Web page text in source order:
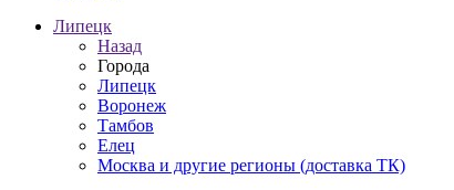
Липецк
Назад
Города
Липецк
Воронеж
Тамбов
Елец
Москва и другие регионы (доставка ТК)